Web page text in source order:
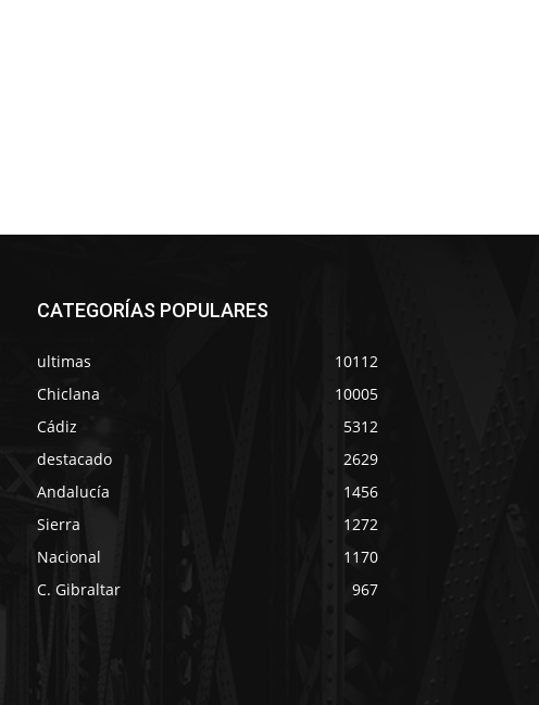
CATEGORÍAS POPULARES
ultimas
10112
Chiclana
10005
Cádiz
5312
destacado
2629
Andalucía
1456
Sierra
1272
Nacional
1170
C. Gibraltar
967